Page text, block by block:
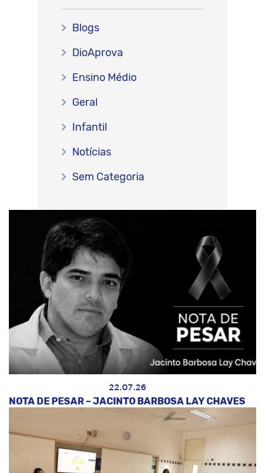
22.07.26
NOTA DE PESAR – JACINTO BARBOSA LAY CHAVES
Blogs
DioAprova
Ensino Médio
Geral
Infantil
Notícias
Sem Categoria